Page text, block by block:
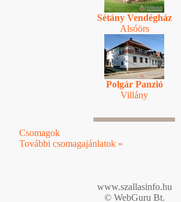
Sétány Vendégház
Alsóörs
Polgár Panzió
Villány
Csomagok
További csomagajánlatok »
www.szallasinfo.hu
© WebGuru Bt.